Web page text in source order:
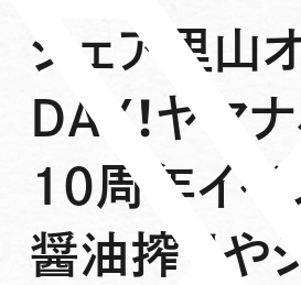
シェア里山
DAY！ヤマ
10周年イベ
醤油搾りや